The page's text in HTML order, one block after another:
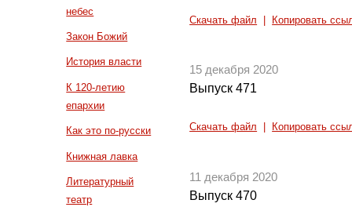
небес
Закон Божий
История власти
К 120-летию
епархии
Как это по-русски
Книжная лавка
Литературный
театр
Скачать файл Копировать
15 декабря 2020
Выпуск 471
Скачать файл Копировать
11 декабря 2020
Выпуск 470